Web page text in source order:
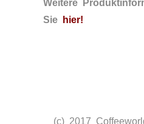
Weitere
Sie
hier!
(c) 2017